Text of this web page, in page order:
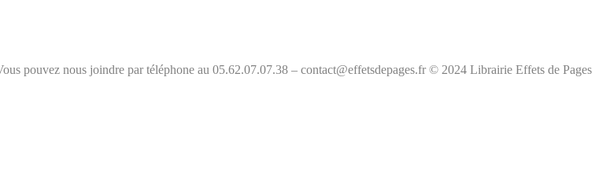
pouvez nous joindre par téléphone au 05.62.07.07.38 – contact@effetsdepages.fr © 2024 Librairie Effets de Pages